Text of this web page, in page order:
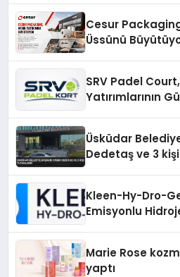
Cesur
Üssünü
SRV Padel
Yatırımlarının
Üsküdar
Dedetaş ve 3
Kleen-Hy-Dro-
Emisyonlu
Marie Rose
yaptı